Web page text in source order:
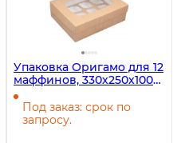
Упаковка Оригамо для 12
маффинов, 330х250х100
мм
Под заказ: срок по
запросу.